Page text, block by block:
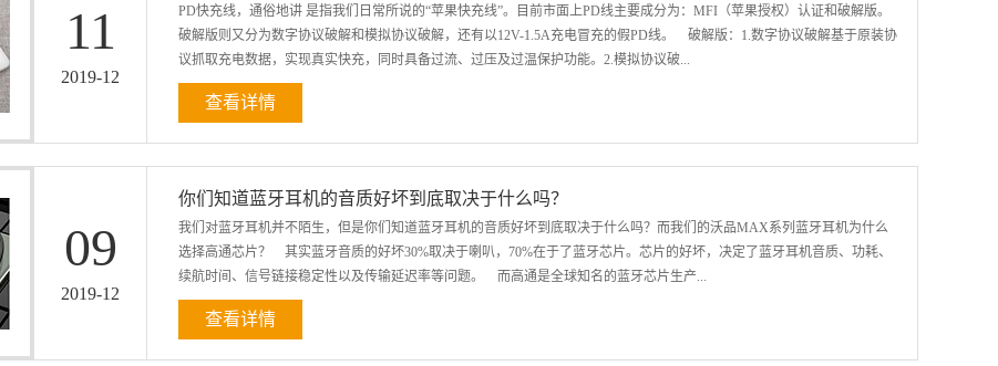
是小体积、但是有大容量，10000mAh哪哪都行满足多次用电需求，能给iPone7大约充3.4次电，iPoneX大约能充2.5次电，能
给iPone8大约充3.6次电，随时为工作和生活带来方便。 好不好，看电芯 它是采用两片A+级高密度聚合物电芯，能有效
降低电阻优化转化率，循坏寿命可达500次以上。...
PD快充线，通俗地讲 是指我们日常所说的“苹果快充线”。目前市面上PD线主要成分为：MFI（苹果授权）认证和破解版。
破解版则又分为数字协议破解和模拟协议破解，还有以12V-1.5A充电冒充的假PD线。 破解版：1.数字协议破解基于原装协
议抓取充电数据，实现真实快充，同时具备过流、过压及过温保护功能。2.模拟协议破...
原装线及MFI认证线有优势。
2019-12
11
查看详情
你们知道蓝牙耳机的音质好坏到底取决于什么吗？
我们对蓝牙耳机并不陌生，但是你们知道蓝牙耳机的音质好坏到底取决于什么吗？而我们的沃品MAX系列蓝牙耳机为什么
选择高通芯片？ 其实蓝牙音质的好坏30%取决于喇叭，70%在于了蓝牙芯片。芯片的好坏，决定了蓝牙耳机音质、功耗、
续航时间、信号链接稳定性以及传输延迟率等问题。 而高通是全球知名的蓝牙芯片生产...
2019-12
09
查看详情